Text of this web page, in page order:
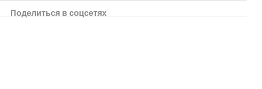
Поделиться в соцсетях